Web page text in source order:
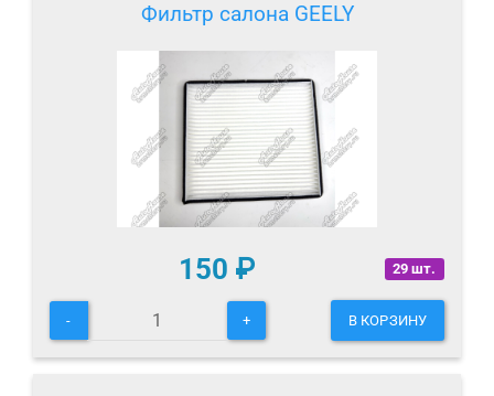
Фильтр салона GEELY
29 шт.
150 ₽
- + В КОРЗИНУ